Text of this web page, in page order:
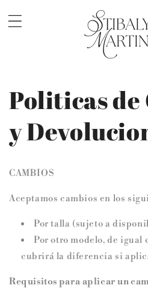
al contenido
Politicas de
y
CAMBIOS
Aceptamos cambios en los
Por talla (sujeto a
Por otro modelo, de igual
cubrirá la diferencia si
Requisitos para aplicar un